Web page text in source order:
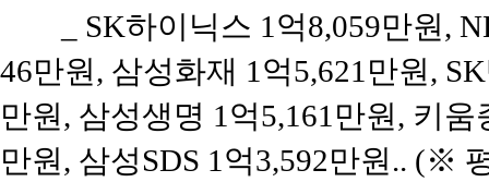
_ SK하이닉스 1억8,059만원,
46만원, 삼성화재 1억5,621만원,
만원, 삼성생명 1억5,161만원, 키
만원, 삼성SDS 1억3,592만원.. (※